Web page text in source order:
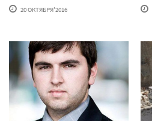
20 ОКТЯБРЯ'2016